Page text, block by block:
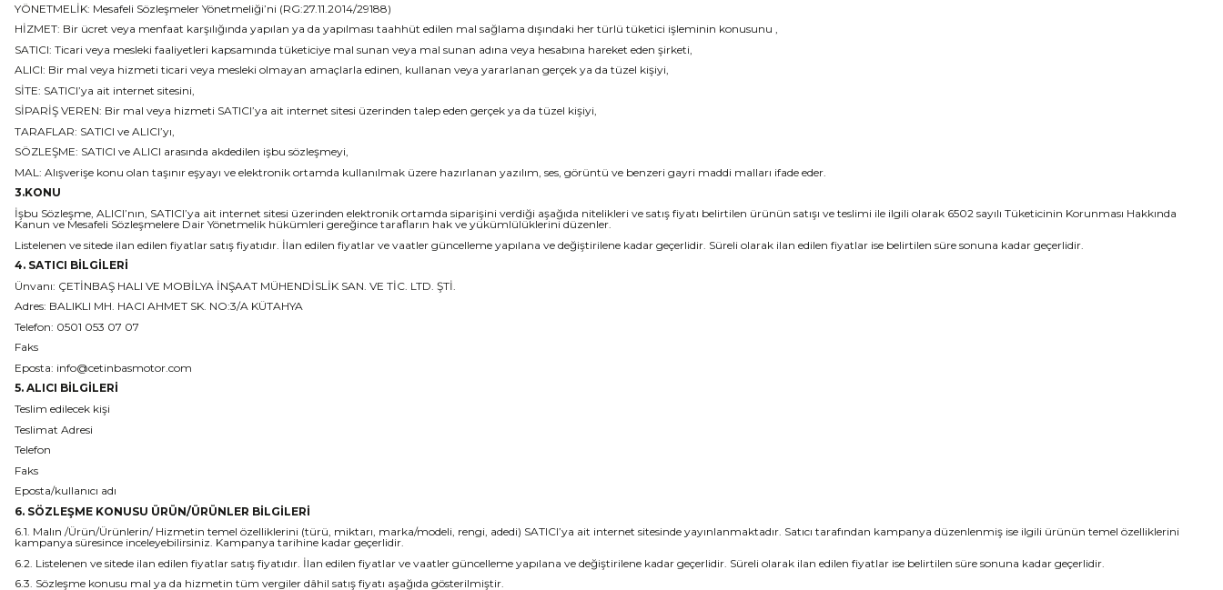
YÖNETMELİK: Mesafeli Sözleşmeler Yönetmeliği’ni (RG:27.11.2014/29188)
HİZMET: Bir ücret veya menfaat karşılığında yapılan ya da yapılması taahhüt edilen mal sağlama dışındaki her türlü tüketici işleminin konusunu ,
SATICI: Ticari veya mesleki faaliyetleri kapsamında tüketiciye mal sunan veya mal sunan adına veya hesabına hareket eden şirketi,
ALICI: Bir mal veya hizmeti ticari veya mesleki olmayan amaçlarla edinen, kullanan veya yararlanan gerçek ya da tüzel kişiyi,
SİTE: SATICI’ya ait internet sitesini,
SİPARİŞ VEREN: Bir mal veya hizmeti SATICI’ya ait internet sitesi üzerinden talep eden gerçek ya da tüzel kişiyi,
TARAFLAR: SATICI ve ALICI’yı,
SÖZLEŞME: SATICI ve ALICI arasında akdedilen işbu sözleşmeyi,
MAL: Alışverişe konu olan taşınır eşyayı ve elektronik ortamda kullanılmak üzere hazırlanan yazılım, ses, görüntü ve benzeri gayri maddi malları ifade eder.
3.KONU
İşbu Sözleşme, ALICI’nın, SATICI’ya ait internet sitesi üzerinden elektronik ortamda siparişini verdiği aşağıda nitelikleri ve satış fiyatı belirtilen ürünün satışı ve teslimi ile ilgili olarak 6502 sayılı Tüketicinin Korunması Hakkında
Kanun ve Mesafeli Sözleşmelere Dair Yönetmelik hükümleri gereğince tarafların hak ve yükümlülüklerini düzenler.
Listelenen ve sitede ilan edilen fiyatlar satış fiyatıdır. İlan edilen fiyatlar ve vaatler güncelleme yapılana ve değiştirilene kadar geçerlidir. Süreli olarak ilan edilen fiyatlar ise belirtilen süre sonuna kadar geçerlidir.
4. SATICI BİLGİLERİ
Ünvanı: ÇETİNBAŞ HALI VE MOBİLYA İNŞAAT MÜHENDİSLİK SAN. VE TİC. LTD. ŞTİ.
Adres: BALIKLI MH. HACI AHMET SK. NO:3/A KÜTAHYA
Telefon: 0501 053 07 07
Faks
Eposta: info@cetinbasmotor.com
5. ALICI BİLGİLERİ
Teslim edilecek kişi
Teslimat Adresi
Telefon
Faks
Eposta/kullanıcı adı
6. SÖZLEŞME KONUSU ÜRÜN/ÜRÜNLER BİLGİLERİ
6.1. Malın /Ürün/Ürünlerin/ Hizmetin temel özelliklerini (türü, miktarı, marka/modeli, rengi, adedi) SATICI’ya ait internet sitesinde yayınlanmaktadır. Satıcı tarafından kampanya düzenlenmiş ise ilgili ürünün temel özelliklerini
kampanya süresince inceleyebilirsiniz. Kampanya tarihine kadar geçerlidir.
6.2. Listelenen ve sitede ilan edilen fiyatlar satış fiyatıdır. İlan edilen fiyatlar ve vaatler güncelleme yapılana ve değiştirilene kadar geçerlidir. Süreli olarak ilan edilen fiyatlar ise belirtilen süre sonuna kadar geçerlidir.
6.3. Sözleşme konusu mal ya da hizmetin tüm vergiler dâhil satış fiyatı aşağıda gösterilmiştir.